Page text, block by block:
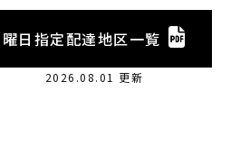
曜日指定配達地区一覧
2026.08.01 更新